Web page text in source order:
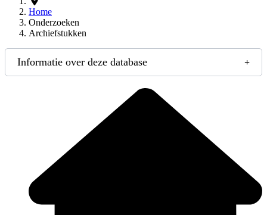
Home
Onderzoeken
Archiefstukken
Informatie over deze database